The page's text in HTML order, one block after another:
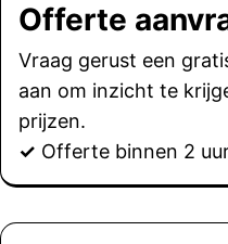
Offerte
Vraag gerust een
aan om inzicht te
prijzen.
✓ Offerte binnen 2